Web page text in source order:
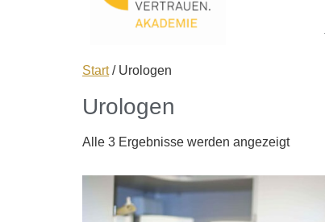
Start/ Urologen
Urologen
Alle 3 Ergebnisse werden angezeigt